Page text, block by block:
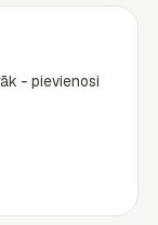
- pievienosi